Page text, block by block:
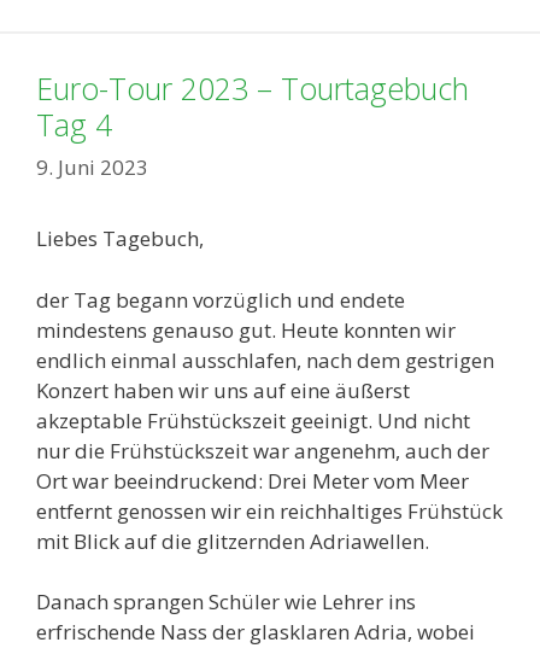
Euro-Tour 2023 – Tourtagebuch
Tag 4
9. Juni 2023
Liebes Tagebuch,
der Tag begann vorzüglich und endete
mindestens genauso gut. Heute konnten wir
endlich einmal ausschlafen, nach dem gestrigen
Konzert haben wir uns auf eine äußerst
akzeptable Frühstückszeit geeinigt. Und nicht
nur die Frühstückszeit war angenehm, auch der
Ort war beeindruckend: Drei Meter vom Meer
entfernt genossen wir ein reichhaltiges Frühstück
mit Blick auf die glitzernden Adriawellen.
Danach sprangen Schüler wie Lehrer ins
erfrischende Nass der glasklaren Adria, wobei